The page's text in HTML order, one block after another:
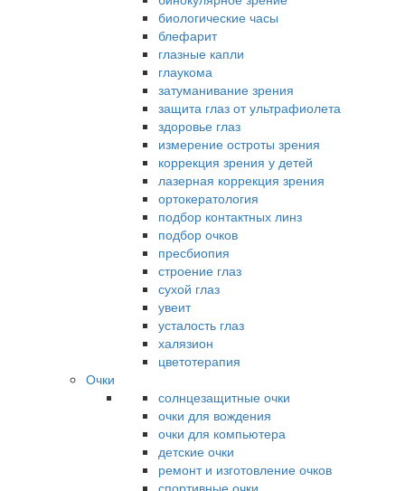
биологические часы
блефарит
глазные капли
глаукома
затуманивание зрения
защита глаз от ультрафиолета
здоровье глаз
измерение остроты зрения
коррекция зрения у детей
лазерная коррекция зрения
ортокератология
подбор контактных линз
подбор очков
пресбиопия
строение глаз
сухой глаз
увеит
усталость глаз
халязион
цветотерапия
Очки
солнцезащитные очки
очки для вождения
очки для компьютера
детские очки
ремонт и изготовление очков